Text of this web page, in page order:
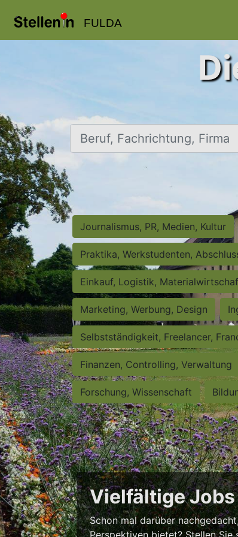
FULDA
Beruf, Fachrichtung, Firma
Journalismus, PR, Medien, Kultur
Praktika, Werkstudenten,
Einkauf, Logistik,
Marketing, Werbung, Design
Selbstständigkeit, Freelancer,
Finanzen, Controlling, Verwaltung
Forschung, Wissenschaft
Vielfältige
Schon mal darüber